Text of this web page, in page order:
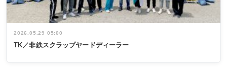
2026.05.29 05:00
TK／非鉄スクラップヤードディーラー